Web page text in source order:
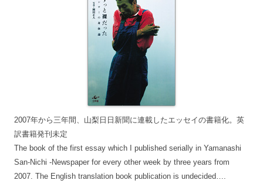
2007年から三年間、山梨日日新聞に連載したエッセイの書籍化。英
訳書籍発刊未定
The book of the first essay which I published serially in Yamanashi
San-Nichi -Newspaper for every other week by three years from
2007. The English translation book publication is undecided….